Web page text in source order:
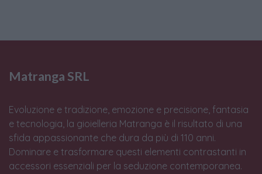
Matranga SRL
Evoluzione e tradizione, emozione e precisione, fantasia
e tecnologia, la gioielleria Matranga è il risultato di una
sfida appassionante che dura da più di 110 anni.
Dominare e trasformare questi elementi contrastanti in
accessori essenziali per la seduzione contemporanea.